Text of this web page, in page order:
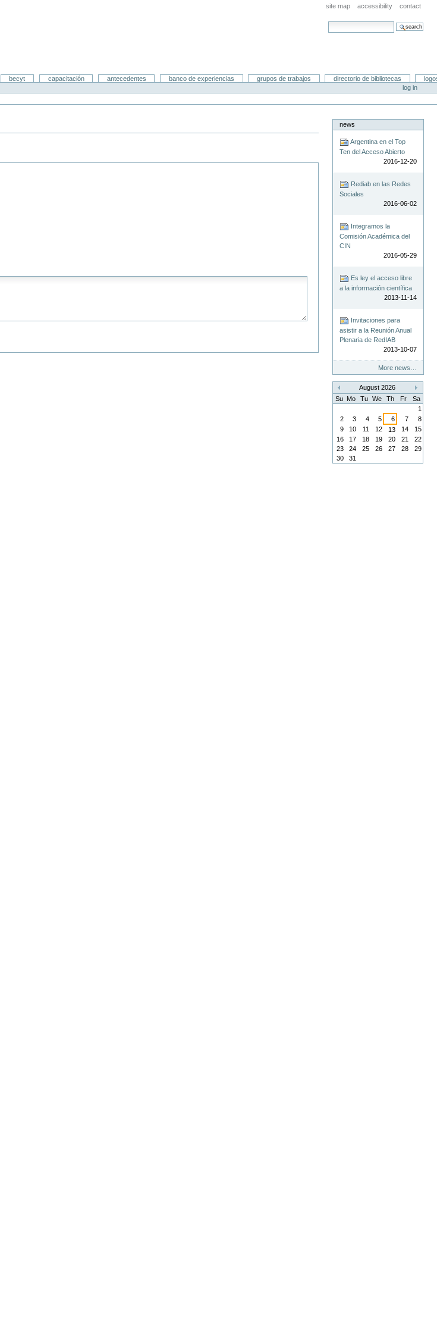
site map accessibility contact
search site
becyt capacitación antecedentes banco de experiencias grupos de trabajos directorio de bibliotecas
log in
news
Argentina en el Top
Ten del Acceso Abierto
2016-12-20
Rediab en las Redes
Sociales
2016-06-02
Integramos la
Comisión Académica del
CIN
2016-05-29
Es ley el acceso libre
a la información científica
2013-11-14
Invitaciones para
asistir a la Reunión Anual
Plenaria de RedIAB
2013-10-07
More news…
«
August 2026
»
Su Mo Tu We Th Fr
Sa
1
2
3 4 5 6 7
8
9
10 11 12 13 14
15
16
17 18 19 20 21
22
23
24 25 26 27 28
29
30
31